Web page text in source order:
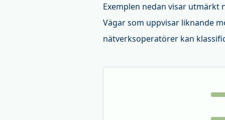
Exemplen nedan visar
Vägar som uppvisar liknande
nätverksoperatörer kan